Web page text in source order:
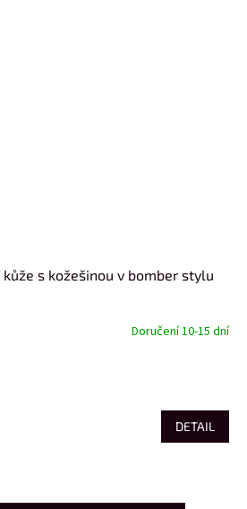
s kožešinou v bomber stylu
Doručení 10-15 dní
DETAIL